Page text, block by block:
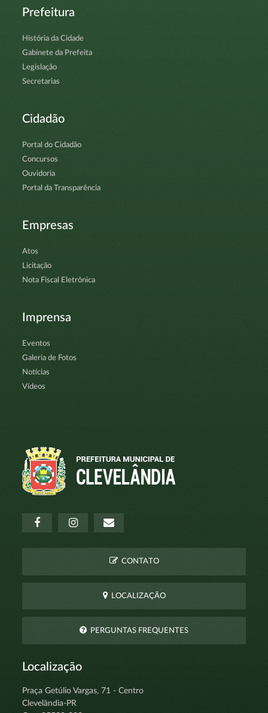
Prefeitura
História da Cidade
Gabinete da Prefeita
Legislação
Secretarias
Cidadão
Portal do Cidadão
Concursos
Ouvidoria
Portal da Transparência
Empresas
Atos
Licitação
Nota Fiscal Eletrônica
Imprensa
Eventos
Galeria de Fotos
Notícias
Vídeos
CONTATO
LOCALIZAÇÃO
PERGUNTAS FREQUENTES
Localização
Praça Getúlio Vargas, 71 - Centro
Clevelândia-PR